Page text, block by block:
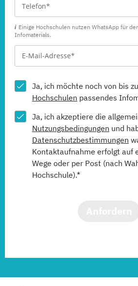
Einige Hochschulen nutzen WhatsApp für
Infomaterials.
Ja, ich möchte noch von bis
Hochschulen passendes
Ja, ich akzeptiere die
Nutzungsbedingungen und
Datenschutzbestimmungen
Kontaktaufnahme erfolgt auf
Wege oder per Post (nach
Hochschule).*